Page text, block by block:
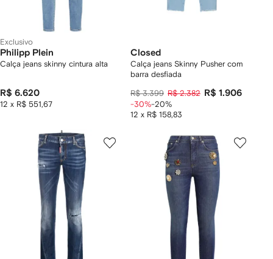
Exclusivo
Philipp Plein
Calça jeans skinny cintura alta
R$ 6.620
12 x R$ 551,67
Closed
Calça jeans Skinny Pusher com
barra desfiada
R$ 3.399 R$ 2.382 R$ 1.906
12 x R$ 158,83
-30%-20%